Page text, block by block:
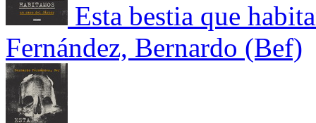
Esta bestia que
Fernández, Bernardo (Bef)